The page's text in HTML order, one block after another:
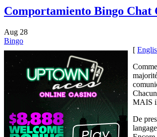
Comportamiento Bingo Chat
Aug 28
Bingo
[
MAIS il
De